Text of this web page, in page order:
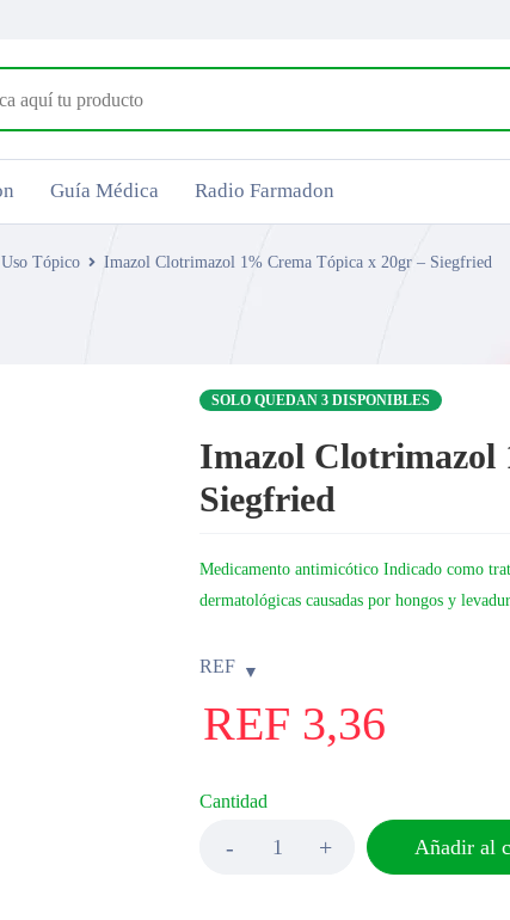
Guía Médica Radio Farmadon
Tópico Imazol Clotrimazol 1% Crema Tópica x 20gr – Siegfried
SOLO QUEDAN 3 DISPONIBLES
Imazol Clotrimazol
Siegfried
Medicamento antimicótico Indicado como
dermatológicas causadas por hongos y
REF
REF 3,36
Cantidad
Añadir al